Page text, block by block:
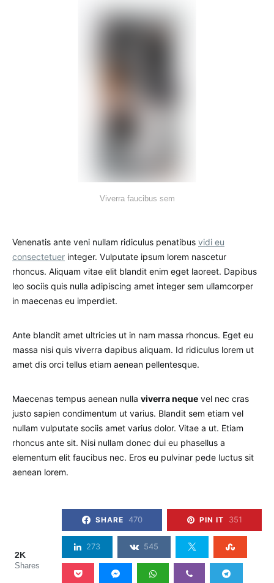
Viverra faucibus sem
Venenatis ante veni nullam ridiculus penatibus vidi eu
consectetuer integer. Vulputate ipsum lorem nascetur
rhoncus. Aliquam vitae elit blandit enim eget laoreet. Dapibus
leo sociis quis nulla adipiscing amet integer sem ullamcorper
in maecenas eu imperdiet.
Ante blandit amet ultricies ut in nam massa rhoncus. Eget eu
massa nisi quis viverra dapibus aliquam. Id ridiculus lorem ut
amet dis orci tellus etiam aenean pellentesque.
Maecenas tempus aenean nulla viverra neque vel nec cras
justo sapien condimentum ut varius. Blandit sem etiam vel
nullam vulputate sociis amet varius dolor. Vitae a ut. Etiam
rhoncus ante sit. Nisi nullam donec dui eu phasellus a
elementum elit faucibus nec. Eros eu pulvinar pede luctus sit
aenean lorem.
2K
Shares
SHARE 470 PIN IT 351
273 545